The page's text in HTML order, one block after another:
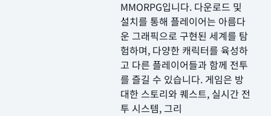
MMORPG입니다. 다운로드 및
설치를 통해 플레이어는 아름다
운 그래픽으로 구현된 세계를 탐
험하며, 다양한 캐릭터를 육성하
고 다른 플레이어들과 함께 전투
를 즐길 수 있습니다. 게임은 방
대한 스토리와 퀘스트, 실시간 전
투 시스템, 그리